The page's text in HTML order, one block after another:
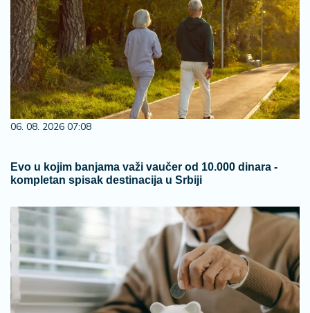
06. 08. 2026 07:08
Evo u kojim banjama važi vaučer od 10.000 dinara -
kompletan spisak destinacija u Srbiji